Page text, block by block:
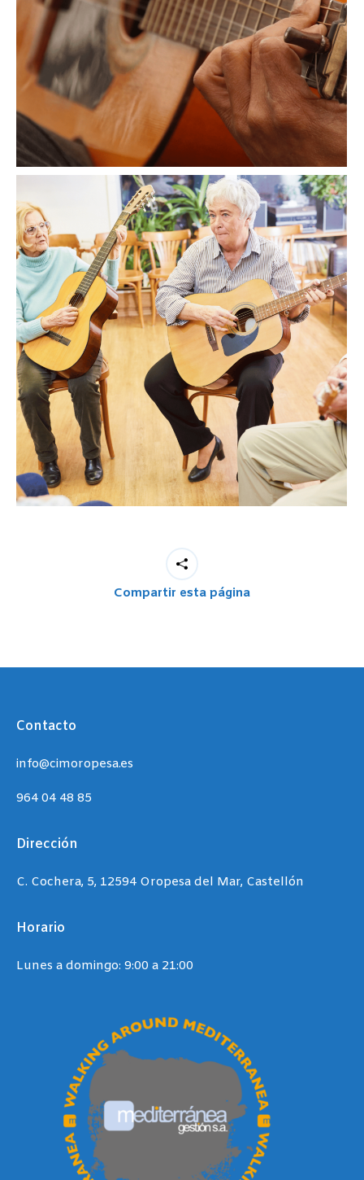
Compartir esta página
Contacto
info@cimoropesa.es
964 04 48 85
Dirección
C. Cochera, 5, 12594 Oropesa del Mar, Castellón
Horario
Lunes a domingo: 9:00 a 21:00